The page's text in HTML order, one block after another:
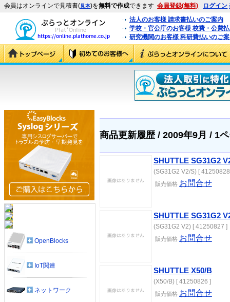
会員はオンラインで見積書(見本)を無料で作成できます 会員登録(無料) ログイン
法人のお客様 請求書払いのご案内
学校・官公庁のお客様 校費・公費
研究機関のお客様 科研費払いのご
商品更新履歴 / 2009年9月 / 1
SHUTTLE SG31G2
(SG31G2 V2/S) [
販売価格 お問合せ
SHUTTLE SG31G2
(SG31G2 V2) [ 41250827 ]
販売価格 お問合せ
SHUTTLE X50/B
(X50/B) [ 41250826 ]
販売価格 お問合せ
OpenBlocks
IoT関連
ネットワーク